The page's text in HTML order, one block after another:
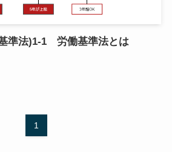
準法)1-1 労働基準法とは
1